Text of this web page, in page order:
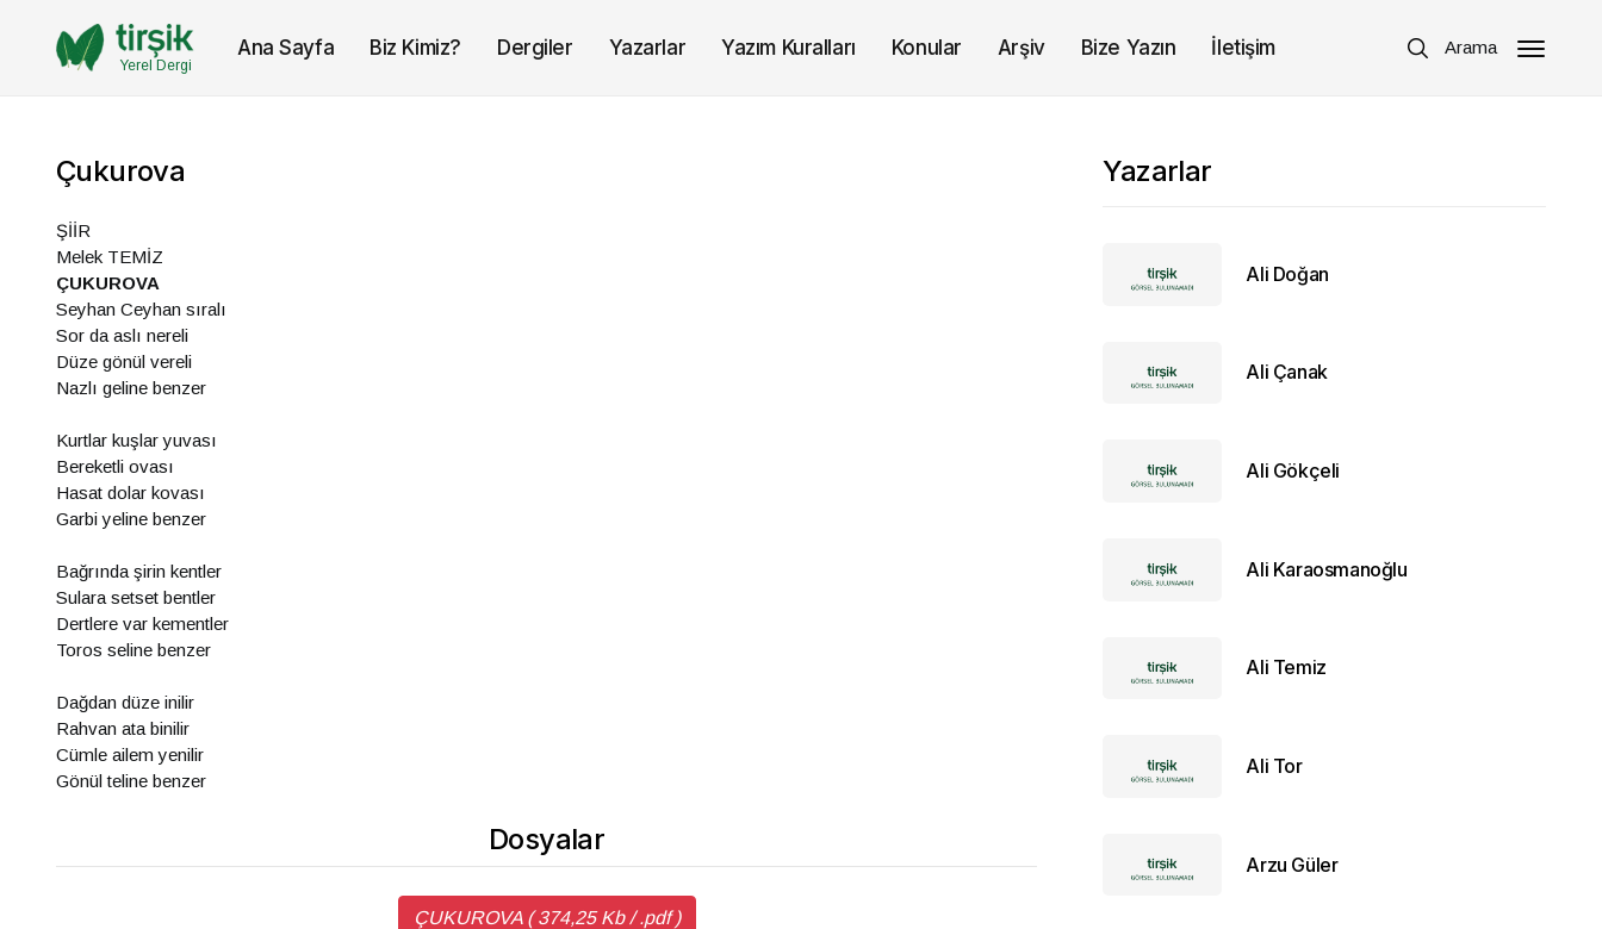
Yerel Dergi
Arama
Ana Sayfa Biz Kimiz? Dergiler Yazarlar Yazım Kuralları Konular Arşiv Bize Yazın İletişim
Çukurova
ŞİİR
Melek TEMİZ
ÇUKUROVA
Seyhan Ceyhan sıralı
Sor da aslı nereli
Düze gönül vereli
Nazlı geline benzer
Kurtlar kuşlar yuvası
Bereketli ovası
Hasat dolar kovası
Garbi yeline benzer
Bağrında şirin kentler
Sulara setset bentler
Dertlere var kementler
Toros seline benzer
Dağdan düze inilir
Rahvan ata binilir
Cümle ailem yenilir
Gönül teline benzer
Dosyalar
ÇUKUROVA ( 374,25 Kb / .pdf )
Yazarlar
Ali Doğan
Ali Çanak
Ali Gökçeli
Ali Karaosmanoğlu
Ali Temiz
Ali Tor
Arzu Güler